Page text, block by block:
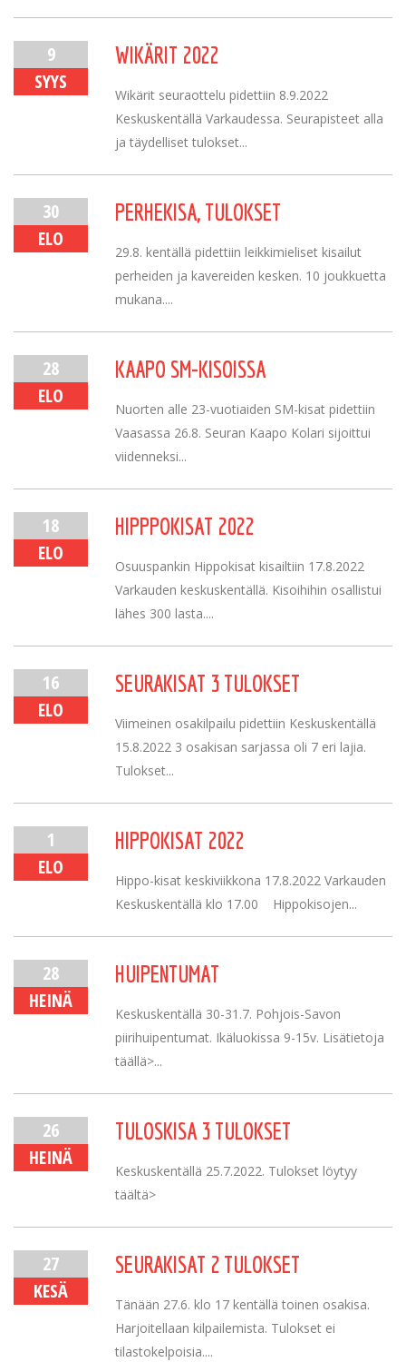
9
SYYS
WIKÄRIT 2022
Wikärit seuraottelu pidettiin 8.9.2022
Keskuskentällä Varkaudessa. Seurapisteet alla
ja täydelliset tulokset...
30
ELO
PERHEKISA, TULOKSET
29.8. kentällä pidettiin leikkimieliset kisailut
perheiden ja kavereiden kesken. 10 joukkuetta
mukana....
28
ELO
KAAPO SM-KISOISSA
Nuorten alle 23-vuotiaiden SM-kisat pidettiin
Vaasassa 26.8. Seuran Kaapo Kolari sijoittui
viidenneksi...
18
ELO
HIPPPOKISAT 2022
Osuuspankin Hippokisat kisailtiin 17.8.2022
Varkauden keskuskentällä. Kisoihihin osallistui
lähes 300 lasta....
16
ELO
SEURAKISAT 3 TULOKSET
Viimeinen osakilpailu pidettiin Keskuskentällä
15.8.2022 3 osakisan sarjassa oli 7 eri lajia.
Tulokset...
1
ELO
HIPPOKISAT 2022
Hippo-kisat keskiviikkona 17.8.2022 Varkauden
Keskuskentällä klo 17.00 Hippokisojen...
28
HEINÄ
HUIPENTUMAT
Keskuskentällä 30-31.7. Pohjois-Savon
piirihuipentumat. Ikäluokissa 9-15v. Lisätietoja
täällä>...
26
HEINÄ
TULOSKISA 3 TULOKSET
Keskuskentällä 25.7.2022. Tulokset löytyy
täältä>
27
KESÄ
SEURAKISAT 2 TULOKSET
Tänään 27.6. klo 17 kentällä toinen osakisa.
Harjoitellaan kilpailemista. Tulokset ei
tilastokelpoisia....